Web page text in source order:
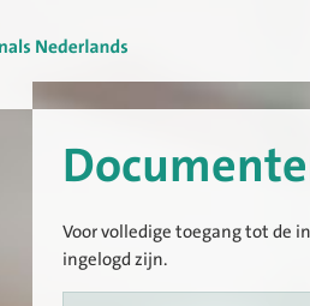
Voor volledige toegang tot de
ingelogd zijn.